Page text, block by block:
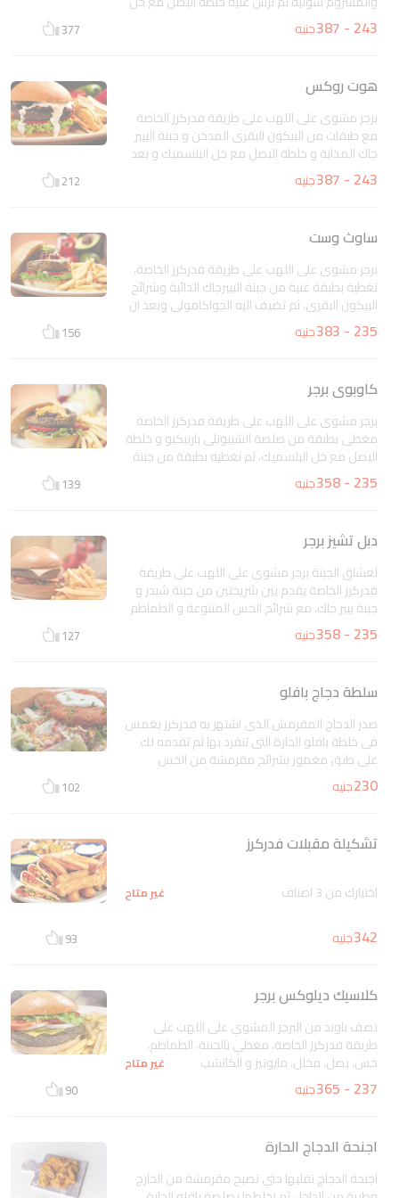
البلسميك و نضعه فى خبزه الطازجة مع شرائح
الخس و الطماطم الطازجة و نقدمه مع صلصة
243 - 387 جنيه 377
هوت روكس
برجر مشوى على اللهب على طريقة فدركرز الخاصة
مع طبقات من البيكون البقرى المدخن و جبنة البيبر
جاك المذابة و خلطة البصل مع خل البلسميك و بعد
ان نسكب عليه صلصة الرانش الكريمي نضعه على
شرائح من الخس و الطماطم و نقدمه مصحوبا
243 - 387 جنيه 212
ساوث وست
برجر مشوى على اللهب على طريقة فدركرز الخاصة،
تغطية بطبقة غنية من جبنة البيبرجاك الذائبة وشرائح
البيكون البقرى، ثم تضيف اليه الجواكامولى وبعد ان
تسكب فوقه صلصة الرانش الكريمي، نضع شرائح
من الخس المتنوع و الطماطم فى خبز طازج،
235 - 383 جنيه 156
كاوبوى برجر
برجر مشوى على اللهب على طريقة فدركرز الخاصة
مغطى بطبقة من صلصة الشيبوتلى باربيكيو و خلطة
البصل مع خل البلسميك، ثم نغطيه بطبقة من جبنة
الشيدر الذائبة، مع شرائح الخس الطازجة و الطماطم
نقدمه لك مع صلصة شيبوتلى المايونيز
235 - 358 جنيه 139
دبل تشيز برجر
لعشاق الجبنة برجر مشوى على اللهب على طريقة
فدركرز الخاصة يقدم بين شريحتين من جبنة شيدر و
جبنة بيبر جاك، مع شرائح الخس المتنوعة و الطماطم
الطازجة يأتيك فى خبز برجر طازجة تقدم مع شيبوتلي
المايونيز
235 - 358 جنيه 127
سلطة دجاج بافلو
صدر الدجاج المقرمش الذى اشتهر به فدركرز يغمس
فى خلطة بافلو الحارة التى تنفرد بها ثم تقدمه لك
على طبق مغمور بشرائح مقرمشة من الخس
بأنواعه مع خلطة من الأجبان والبيكو دى جالو مع
رشات من صلصة الرانش الكريمي الغنية و خبز
230جنيه 102
تشكيلة مقبلات فدركرز
اختيارك من 3 اصناف غير متاح
342جنيه 93
كلاسيك ديلوكس برجر
نصف باوند من البرجر المشوي على اللهب على
طريقة فدركرز الخاصة، مغطي بالجبنة، الطماطم،
خس، بصل، مخلل، مايونيز و الكاتشب غير متاح
237 - 365 جنيه 90
اجنحة الدجاج الحارة
اجنحة الدجاج نقليها حتي تصبح مقرمشة من الخارج